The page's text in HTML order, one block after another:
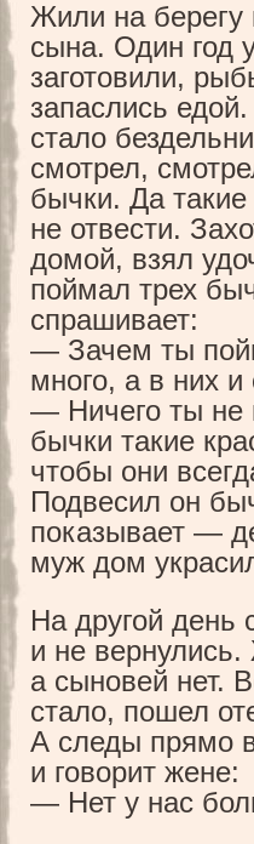
Жили на
сына. Один год
заготовили,
запаслись
стало
смотрел,
бычки. Да такие
не отвести.
домой, взял
поймал трех
спрашивает:
— Зачем ты
много, а в них и
— Ничего ты
бычки такие
чтобы они
Подвесил он
показывает —
муж дом
На другой день
и не вернулись.
а сыновей нет.
стало, пошел
А следы прямо
и говорит жене:
— Нет у нас